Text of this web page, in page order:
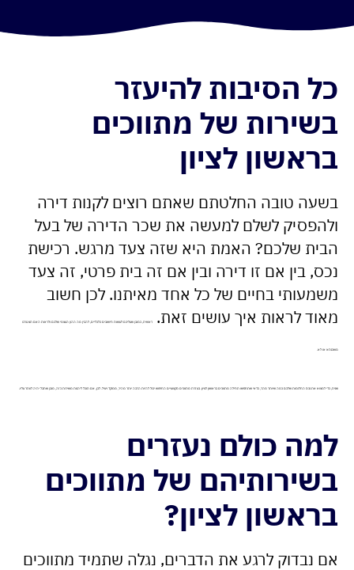
כל הסיבות להיעזר
בשירות של מתווכים
בראשון לציון
בשעה טובה החלטתם שאתם רוצים לקנות דירה
ולהפסיק לשלם למעשה את שכר הדירה של בעל
הבית שלכם? האמת היא שזה צעד מרגש. רכישת
נכס, בין אם זו דירה ובין אם זה בית פרטי, זה צעד
משמעותי בחיים של כל אחד מאיתנו. לכן חשוב
מאוד לראות איך עושים זאת.
ראשית, כמובן שעליכם לעשות חישובים כלכליים, להבין מה ההון העצמי שלכם ולראות האם תצטרכו
משכנתא או לא.
שנית, כדי למצוא את נכס החלומות שלכם כמה שיותר מהר, כדאי שתחפשו תחילה מתווכים בראשון לציון. בעזרת מתווכים מקצועיים החיפוש יכול להיות הרבה יותר מהיר, ממוקד ויעיל. לכן, אם תוכל ליהנות משירות כזה, מובן שחבל יהיה לוותר עליו.
למה כולם נעזרים
בשירותיהם של מתווכים
בראשון לציון?
אם נבדוק לרגע את הדברים, נגלה שתמיד מתווכים